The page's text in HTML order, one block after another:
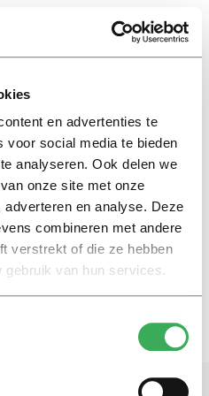
en advertenties te
voor social media te bieden
analyseren. Ook delen we
onze site met onze
en analyse. Deze
combineren met andere
verstrekt of die ze hebben
van hun services.
EN
rijkdom is
2017